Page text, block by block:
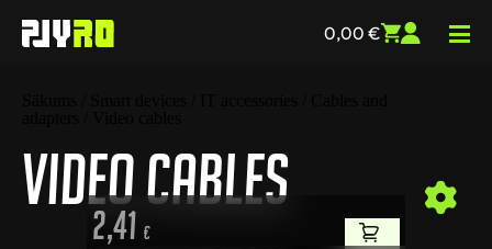
0,00 €
Video cables
2,41 €